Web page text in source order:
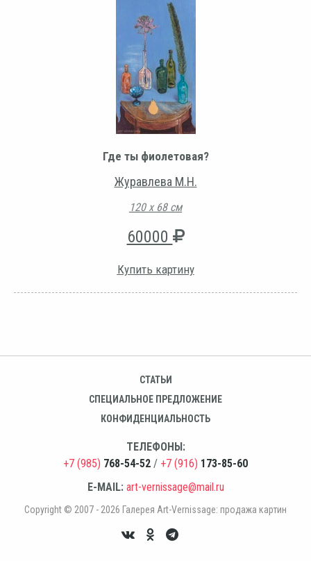
Где ты фиолетовая?
Журавлева М.Н.
120 х 68 см
60000
Купить картину
СТАТЬИ
СПЕЦИАЛЬНОЕ ПРЕДЛОЖЕНИЕ
КОНФИДЕНЦИАЛЬНОСТЬ
ТЕЛЕФОНЫ:
+7 (985) 768-54-52 / +7 (916) 173-85-60
E-MAIL: art-vernissage@mail.ru
Copyright © 2007 - 2026 Галерея Art-Vernissage: продажа картин